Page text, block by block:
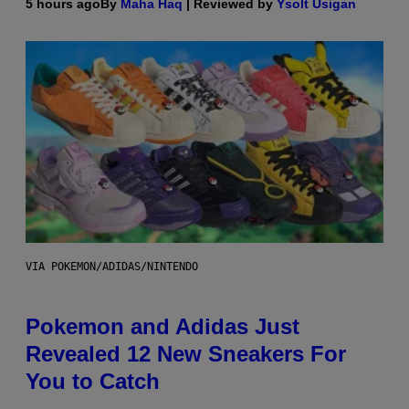
5 hours ago By Maha Haq | Reviewed by Ysolt Usigan
VIA POKEMON/ADIDAS/NINTENDO
Pokemon and Adidas Just
Revealed 12 New Sneakers For
You to Catch